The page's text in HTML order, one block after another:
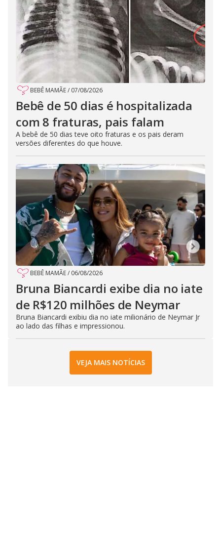
BEBÊ MAMÃE/ 07/08/2026
Bebê de 50 dias é hospitalizada
com 8 fraturas, pais falam
A bebê de 50 dias teve oito fraturas e os pais deram
versões diferentes do que houve.
BEBÊ MAMÃE/ 06/08/2026
Bruna Biancardi exibe dia no iate
de R$120 milhões de Neymar
Bruna Biancardi exibiu dia no iate milionário de Neymar Jr
ao lado das filhas e impressionou.
VEJA MAIS NOTÍCIAS